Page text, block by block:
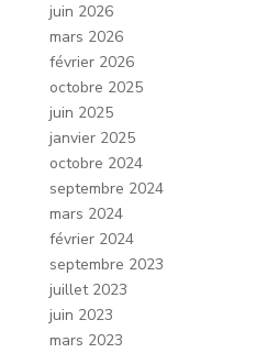
juin 2026
mars 2026
février 2026
octobre 2025
juin 2025
janvier 2025
octobre 2024
septembre 2024
mars 2024
février 2024
septembre 2023
juillet 2023
juin 2023
mars 2023